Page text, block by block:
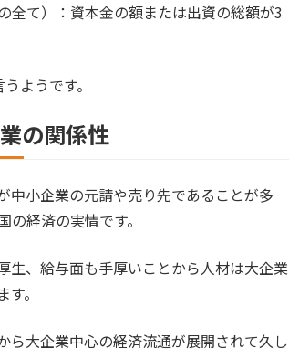
全て）：資本金の額または出資の総額が3
ようです。
の関係性
中小企業の元請や売り先であることが多
経済の実情です。
生、給与面も手厚いことから人材は大企業
。
ら大企業中心の経済流通が展開されて久し